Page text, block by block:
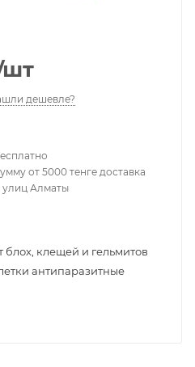
дешевле?
от 5000 тенге доставка
улиц Алматы
блох, клещей и гельмитов
антипаразитные